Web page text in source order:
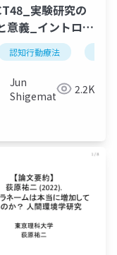
レーション
実験研究の
意義_イントロ＋
供
認知行動療法
Jun
Shigematsu 2.2K